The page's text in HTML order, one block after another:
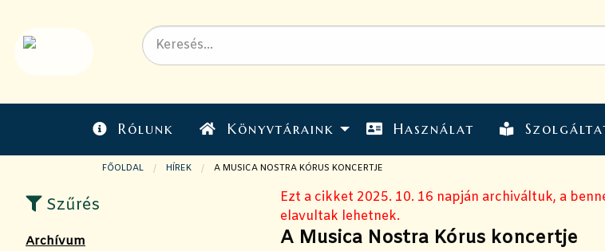
Rólunk Könyvtáraink Használat
FŐOLDAL HÍREK JELENLEGI OLDAL:
A MUSICA NOSTRA KÓRUS KONCERTJE
Szűrés
Archívum
Ezt a cikket 2025. 10. 16 napján archiváltuk, a
elavultak lehetnek.
A Musica Nostra Kórus koncertje